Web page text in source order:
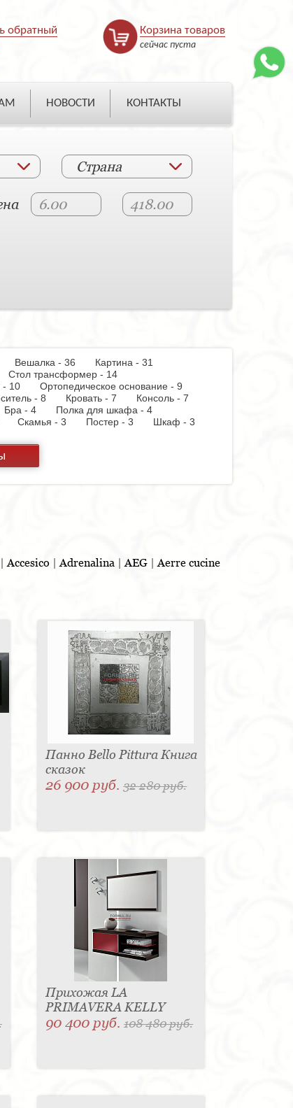
обратный
Корзина товаров
сейчас пуста
НОВОСТИ КОНТАКТЫ
Страна
Вешалка - 36
Картина - 31
Стол трансформер - 14
- 10
Ортопедическое основание - 9
- 8 Кровать - 7
Консоль - 7
Бра - 4
Полка для шкафа - 4
3 Скамья - 3 Постер - 3
Шкаф - 3
- 2
- 1Полотенцесушитель - 1
Бутылочница - 1Игрушка - 1
Бар - 1
| Accesico | Adrenalina | AEG| Aerre cucine
Панно Bello Pittura Книга
сказок
26 900 руб.32 280 руб.
Прихожая LA
PRIMAVERA KELLY
90 400 руб.108 480 руб.